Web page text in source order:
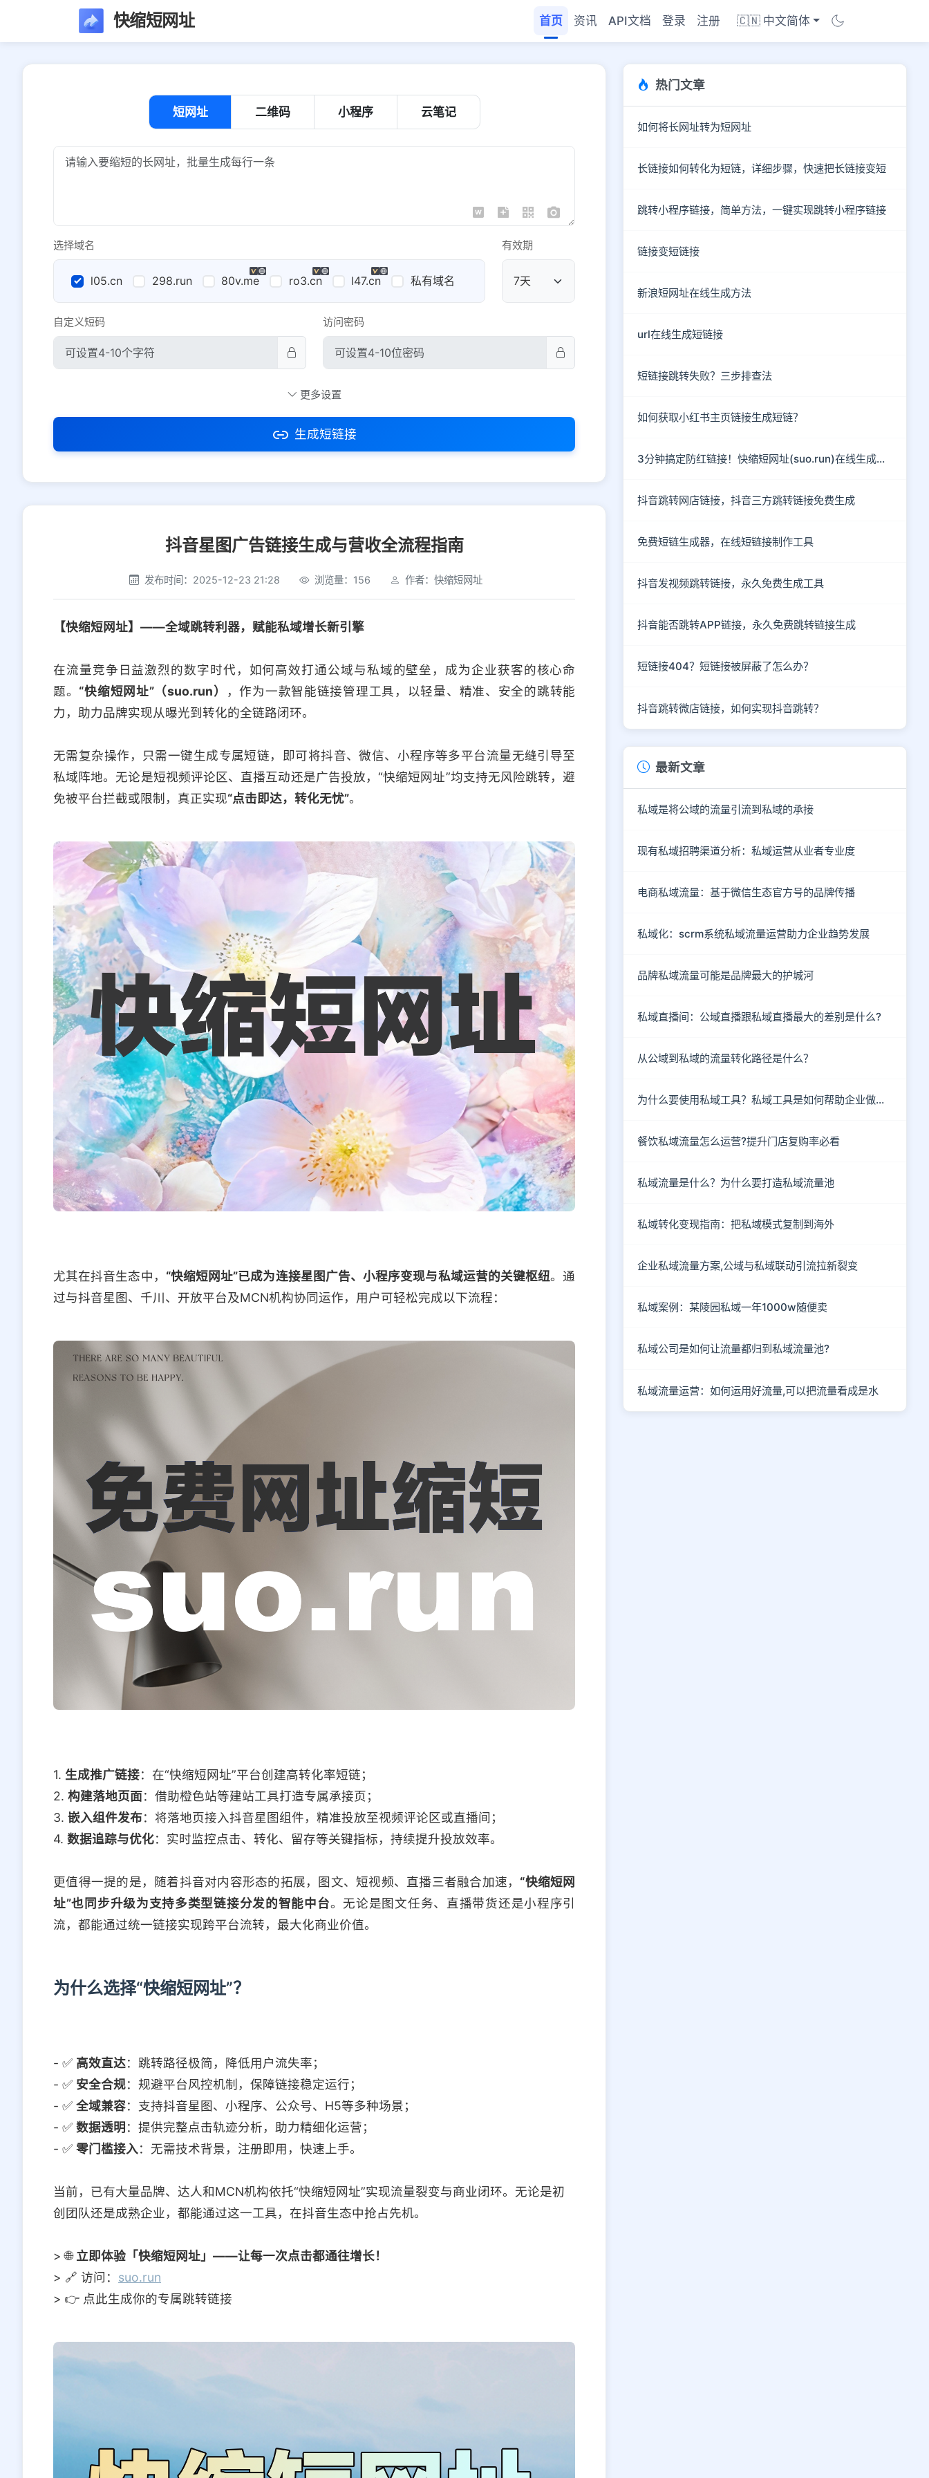
快缩短网址 首页 资讯 API文档 登录 注册 🇨🇳 中文简体
短网址 二维码 小程序 云笔记
选择域名
l05.cn 298.run 80v.me ro3.cn l47.cn 私有域名 公共域名
有效期
自定义短码 访问密码
社交平台 电商平台
选择防红平台类型，避免链接被拦截
平台设置
iOS Android PC 其他
更多设置
生成短链接
抖音星图广告链接生成与营收全流程指南
发布时间：2025-12-23 21:28 浏览量：156 作者：快缩短网址
【快缩短网址】——全域跳转利器，赋能私域增长新引擎
在流量竞争日益激烈的数字时代，如何高效打通公域与私域的壁垒，成为企业获客的核心命
题。 “快缩短网址”（suo.run）
，作为一款智能链接管理工具，以轻量、精准、安全的跳转能
力，助力品牌实现从曝光到转化的全链路闭环。
无需复杂操作，只需一键生成专属短链，即可将抖音、微信、小程序等多平台流量无缝引导至
私域阵地。无论是短视频评论区、直播互动还是广告投放，“快缩短网址”均支持无风险跳转，避
免被平台拦截或限制，真正实现“点击即达，转化无忧”。
尤其在抖音生态中， “快缩短网址”已成为连接星图广告、小程序变现与私域运营的关键枢纽。通
过与抖音星图、千川、开放平台及MCN机构协同运作，用户可轻松完成以下流程：
1. 生成推广链接：在“快缩短网址”平台创建高转化率短链；
2. 构建落地页面：借助橙色站等建站工具打造专属承接页；
3. 嵌入组件发布：将落地页接入抖音星图组件，精准投放至视频评论区或直播间；
4. 数据追踪与优化：实时监控点击、转化、留存等关键指标，持续提升投放效率。
更值得一提的是，随着抖音对内容形态的拓展，图文、短视频、直播三者融合加速， “快缩短网
址”也同步升级为支持多类型链接分发的智能中台。无论是图文任务、直播带货还是小程序引
流，都能通过统一链接实现跨平台流转，最大化商业价值。
为什么选择“快缩短网址”？
- ✅ 高效直达：跳转路径极简，降低用户流失率；
- ✅ 安全合规：规避平台风控机制，保障链接稳定运行；
- ✅ 全域兼容：支持抖音星图、小程序、公众号、H5等多种场景；
- ✅ 数据透明 ：提供完整点击轨迹分析，助力精细化运营；
- ✅ 零门槛接入：无需技术背景，注册即用，快速上手。
当前，已有大量品牌、达人和MCN机构依托“快缩短网址”实现流量裂变与商业闭环。无论是初
创团队还是成熟企业，都能通过这一工具，在抖音生态中抢占先机。
> 🌐立即体验「快缩短网址」——让每一次点击都通往增长！
> 🔗 访问： suo.run
> 👉 点此生成你的专属跳转链接
热门文章
如何将长网址转为短网址
长链接如何转化为短链，详细步骤，快速把长链接变短
跳转小程序链接，简单方法，一键实现跳转小程序链接
链接变短链接
新浪短网址在线生成方法
url在线生成短链接
短链接跳转失败？三步排查法
如何获取小红书主页链接生成短链？
3分钟搞定防红链接！快缩短网址(suo.run)在线生成指南
抖音跳转网店链接，抖音三方跳转链接免费生成
免费短链生成器，在线短链接制作工具
抖音发视频跳转链接，永久免费生成工具
抖音能否跳转APP链接，永久免费跳转链接生成
短链接404？短链接被屏蔽了怎么办？
抖音跳转微店链接，如何实现抖音跳转？
最新文章
私域是将公域的流量引流到私域的承接
现有私域招聘渠道分析：私域运营从业者专业度
电商私域流量：基于微信生态官方号的品牌传播
私域化：scrm系统私域流量运营助力企业趋势发展
品牌私域流量可能是品牌最大的护城河
私域直播间：公域直播跟私域直播最大的差别是什么?
从公域到私域的流量转化路径是什么？
为什么要使用私域工具？私域工具是如何帮助企业做私域的？
餐饮私域流量怎么运营?提升门店复购率必看
私域流量是什么？为什么要打造私域流量池
私域转化变现指南：把私域模式复制到海外
企业私域流量方案,公域与私域联动引流拉新裂变
私域案例：某陵园私域一年1000w随便卖
私域公司是如何让流量都归到私域流量池?
私域流量运营：如何运用好流量,可以把流量看成是水